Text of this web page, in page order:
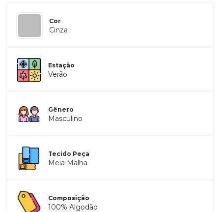
Cor
Cinza
Estação
Verão
Gênero
Masculino
Tecido Peça
Meia Malha
Composição
100% Algodão